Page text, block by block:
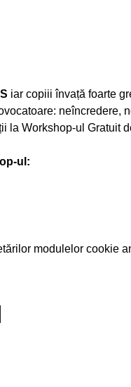
iar copiii învață foarte
neîncredere,
la Workshop-ul Gratuit
ul:
modulelor cookie